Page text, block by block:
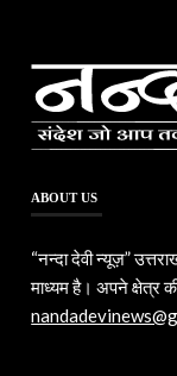
ABOUT US
“नन्दा देवी न्यूज़”
माध्यम है। अपने क्षेत्र